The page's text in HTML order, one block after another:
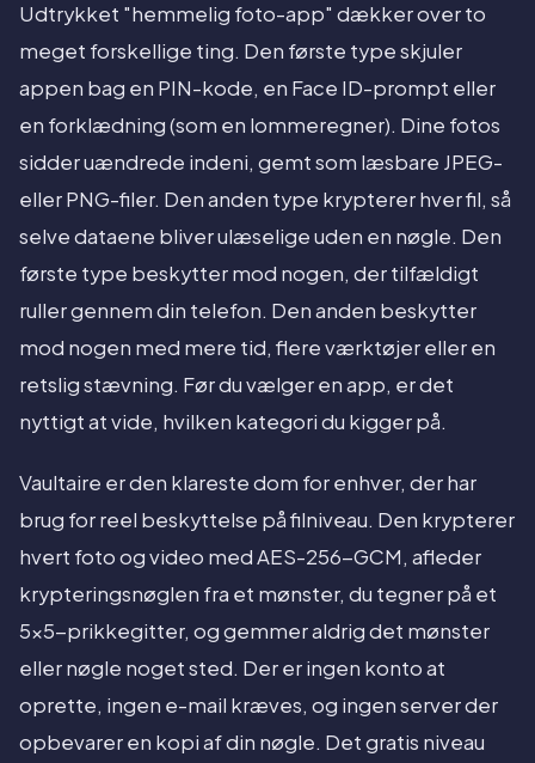
Udtrykket "hemmelig foto-app" dækker over to
meget forskellige ting. Den første type skjuler
appen bag en PIN-kode, en Face ID-prompt eller
en forklædning (som en lommeregner). Dine fotos
sidder uændrede indeni, gemt som læsbare JPEG-
eller PNG-filer. Den anden type krypterer hver fil, så
selve dataene bliver ulæselige uden en nøgle. Den
første type beskytter mod nogen, der tilfældigt
ruller gennem din telefon. Den anden beskytter
mod nogen med mere tid, flere værktøjer eller en
retslig stævning. Før du vælger en app, er det
nyttigt at vide, hvilken kategori du kigger på.
Vaultaire er den klareste dom for enhver, der har
brug for reel beskyttelse på filniveau. Den krypterer
hvert foto og video med AES-256-GCM, afleder
krypteringsnøglen fra et mønster, du tegner på et
5x5-prikkegitter, og gemmer aldrig det mønster
eller nøgle noget sted. Der er ingen konto at
oprette, ingen e-mail kræves, og ingen server der
opbevarer en kopi af din nøgle. Det gratis niveau